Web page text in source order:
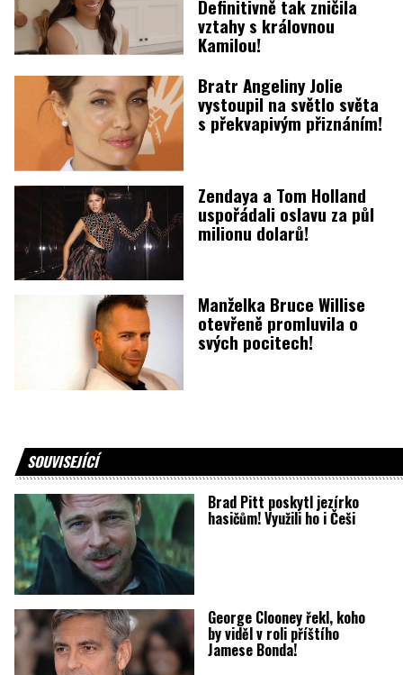
Definitivně tak zničila
vztahy s královnou
Kamilou!
Bratr Angeliny Jolie
vystoupil na světlo světa
s překvapivým přiznáním!
Zendaya a Tom Holland
uspořádali oslavu za půl
milionu dolarů!
Manželka Bruce Willise
otevřeně promluvila o
svých pocitech!
SOUVISEJÍCÍ
Brad Pitt poskytl jezírko
hasičům! Využili ho i Češi
George Clooney řekl, koho
by viděl v roli příštího
Jamese Bonda!